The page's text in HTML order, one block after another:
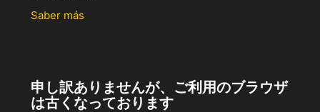
Saber más
申し訳ありませんが、ご利用のブラウザ
は古くなっております